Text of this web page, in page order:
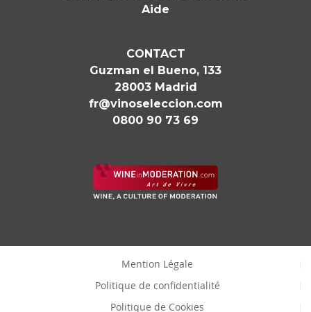
Aide
CONTACT
Guzman el Bueno, 133
28003 Madrid
fr@vinoseleccion.com
0800 90 73 69
Mention Légale
Politique de confidentialité
Politique de Cookies